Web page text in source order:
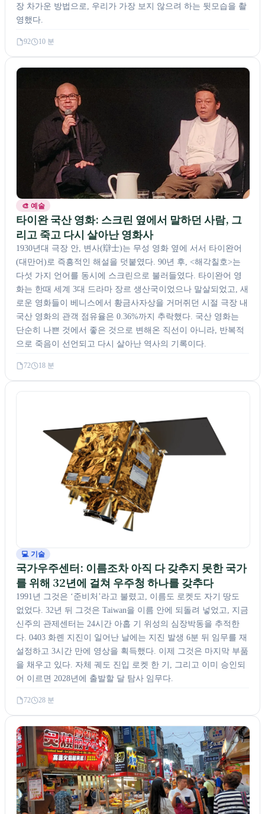
장 차가운 방법으로, 우리가 가장 보지 않으려 하는 뒷모습을 촬
영했다.
92 10 분
🎨 예술
타이완 국산 영화: 스크린 옆에서 말하던 사람, 그
리고 죽고 다시 살아난 영화사
1930년대 극장 안, 변사(辯士)는 무성 영화 옆에 서서 타이완어
(대만어)로 즉흥적인 해설을 덧붙였다. 90년 후, <해각칠호>는
다섯 가지 언어를 동시에 스크린으로 불러들였다. 타이완어 영
화는 한때 세계 3대 드라마 장르 생산국이었으나 말살되었고, 새
로운 영화들이 베니스에서 황금사자상을 거머쥐던 시절 극장 내
국산 영화의 관객 점유율은 0.36%까지 추락했다. 국산 영화는
단순히 나쁜 것에서 좋은 것으로 변해온 직선이 아니라, 반복적
으로 죽음이 선언되고 다시 살아난 역사의 기록이다.
72 18 분
💻 기술
국가우주센터: 이름조차 아직 다 갖추지 못한 국가
를 위해 32년에 걸쳐 우주청 하나를 갖추다
1991년 그것은 ‘준비처’라고 불렸고, 이름도 로켓도 자기 땅도
없었다. 32년 뒤 그것은 Taiwan을 이름 안에 되돌려 넣었고, 지금
신주의 관제센터는 24시간 아홉 기 위성의 심장박동을 추적한
다. 0403 화롄 지진이 일어난 날에는 지진 발생 6분 뒤 임무를 재
설정하고 3시간 만에 영상을 획득했다. 이제 그것은 마지막 부품
을 채우고 있다. 자체 궤도 진입 로켓 한 기, 그리고 이미 승인되
어 이르면 2028년에 출발할 달 탐사 임무다.
72 28 분